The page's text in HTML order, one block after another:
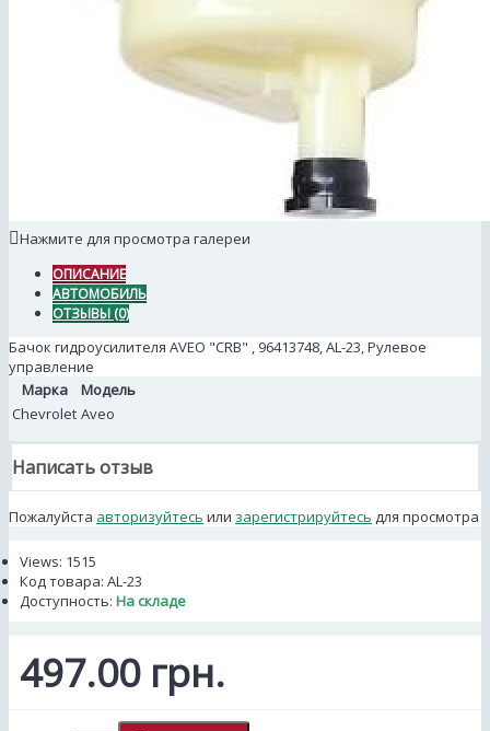
Нажмите для просмотра галереи
ОПИСАНИЕ
АВТОМОБИЛЬ
ОТЗЫВЫ (0)
Бачок гидроусилителя AVEO "CRB" , 96413748, AL-23, Рулевое
управление
Марка
Модель
Chevrolet Aveo
Написать отзыв
Пожалуйста авторизуйтесь или зарегистрируйтесь для просмотра
Views: 1515
Код товара: AL-23
Доступность: На складе
497.00 грн.